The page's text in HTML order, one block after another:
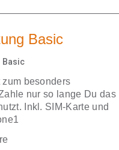
Basic
Basic
besonders
nur so lange Du das
Inkl. SIM-Karte und